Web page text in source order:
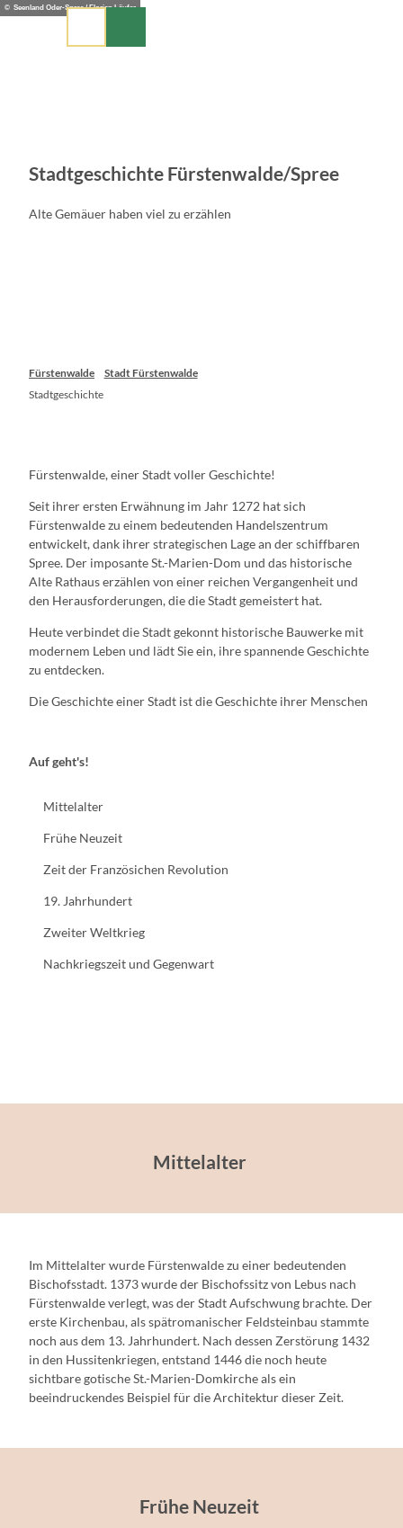
Z© Seenland Oder-Spree / Florian Läufer
Stadtgeschichte Fürstenwalde/Spree
Alte Gemäuer haben viel zu erzählen
Fürstenwalde
Stadt Fürstenwalde
Stadtgeschichte
Fürstenwalde, einer Stadt voller Geschichte!
Seit ihrer ersten Erwähnung im Jahr 1272 hat sich
Fürstenwalde zu einem bedeutenden Handelszentrum
entwickelt, dank ihrer strategischen Lage an der schiffbaren
Spree. Der imposante St.-Marien-Dom und das historische
Alte Rathaus erzählen von einer reichen Vergangenheit und
den Herausforderungen, die die Stadt gemeistert hat.
Heute verbindet die Stadt gekonnt historische Bauwerke mit
modernem Leben und lädt Sie ein, ihre spannende Geschichte
zu entdecken.
Die Geschichte einer Stadt ist die Geschichte ihrer Menschen
Auf geht's!
Mittelalter
Frühe Neuzeit
Zeit der Französichen Revolution
19. Jahrhundert
Zweiter Weltkrieg
Nachkriegszeit und Gegenwart
Mittelalter
Im Mittelalter wurde Fürstenwalde zu einer bedeutenden
Bischofsstadt. 1373 wurde der Bischofssitz von Lebus nach
Fürstenwalde verlegt, was der Stadt Aufschwung brachte. Der
erste Kirchenbau, als spätromanischer Feldsteinbau stammte
noch aus dem 13. Jahrhundert. Nach dessen Zerstörung 1432
in den Hussitenkriegen, entstand 1446 die noch heute
sichtbare gotische St.-Marien-Domkirche als ein
beeindruckendes Beispiel für die Architektur dieser Zeit.
Frühe Neuzeit